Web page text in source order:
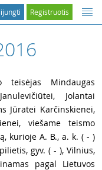
Registruotis
teisėjas Mindaugas
Jolantai
Jūratei Karčinskienei,
viešame teismo
kurioje A. B., a. k. ( - )
gyv. ( - ), Vilnius,
pagal Lietuvos